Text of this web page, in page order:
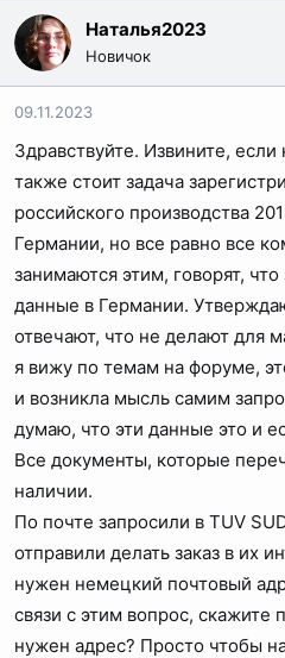
а
к
ц
:
Наталья2023
Новичок
09.11.2023
Здравствуйте. Извините,
также стоит задача
российского производства
Германии, но все равно все
занимаются этим, говорят,
данные в Германии.
отвечают, что не делают для
я вижу по темам на форуме,
и возникла мысль самим
думаю, что эти данные это и
Все документы, которые
наличии.
По почте запросили в TUV
отправили делать заказ в их
нужен немецкий почтовый
связи с этим вопрос, скажите
нужен адрес? Просто чтобы